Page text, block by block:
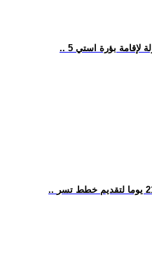
لإقامة بؤرة استي